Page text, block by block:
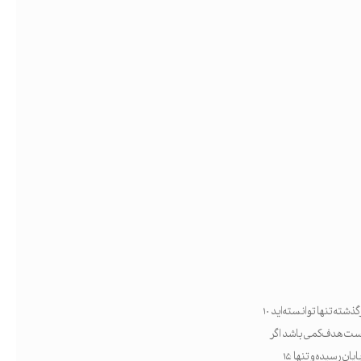
ممکن است متوجه شوید اهداف‌تان غیرواقعی‌اند (مثلاً ممکن است جذب ۳۰ مشتری جدید در یک فصل دشوار باشد، اگر در گذشته تنها توانسته‌اید ۱۰
درآمد اضافه در ماه ممکن است هدف کمی باشد اگر
برنامه‌ی خوبی برای جذب مشتری یا فروش مجدد دارید. می‌توانید پیشرفت خود را دنبال کنید: اگر سه‌ماهه‌ی سوم تقریباً به پایان رسیده و تنها ۱۵